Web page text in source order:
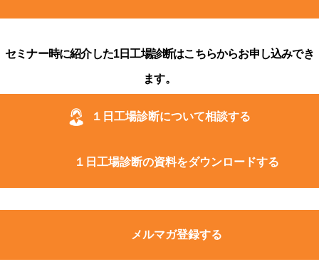
セミナー時に紹介した1日工場診断はこちらからお申し込みでき
ます。
１日工場診断について相談する
１日工場診断の資料をダウンロードする
メルマガ登録する